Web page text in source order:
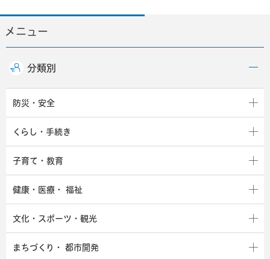
メニュー
分類別
防災・安全
くらし・手続き
子育て・教育
健康・医療・ 福祉
文化・スポーツ・観光
まちづくり・ 都市開発